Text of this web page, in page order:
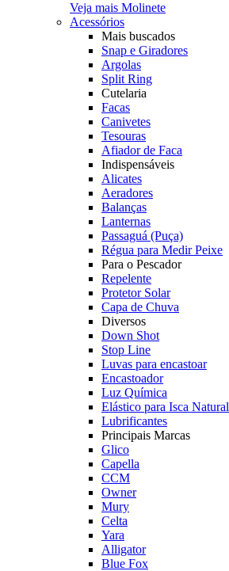
Veja mais Molinete
Acessórios
Mais buscados
Snap e Giradores
Argolas
Split Ring
Cutelaria
Facas
Canivetes
Tesouras
Afiador de Faca
Indispensáveis
Alicates
Aeradores
Balanças
Lanternas
Passaguá (Puça)
Régua para Medir Peixe
Para o Pescador
Repelente
Protetor Solar
Capa de Chuva
Diversos
Down Shot
Stop Line
Luvas para encastoar
Encastoador
Luz Química
Elástico para Isca Natural
Lubrificantes
Principais Marcas
Glico
Capella
CCM
Owner
Mury
Celta
Yara
Alligator
Blue Fox